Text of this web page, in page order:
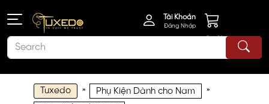
Tài Khoản
Đăng Nhập
Giỏ Hàng
Tuxedo » Phụ Kiện Dành cho Nam »